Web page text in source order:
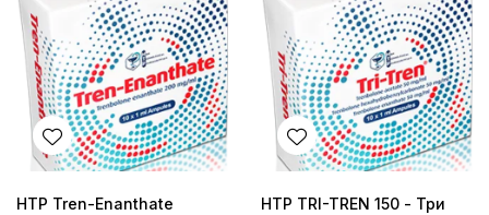
HTP Tren-Enanthate
HTP TRI-TREN 150 - Три